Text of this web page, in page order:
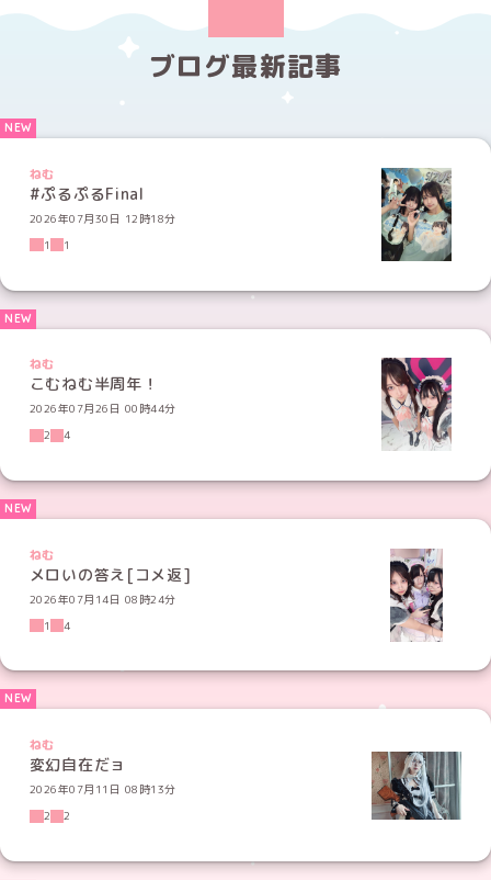
ブログ最新記事
ねむ
#ぷるぷるFinal
2026年07月30日 12時18分
1
1
ねむ
こむねむ半周年！
2026年07月26日 00時44分
2
4
ねむ
メロいの答え[コメ返]
2026年07月14日 08時24分
1
4
ねむ
変幻自在だョ
2026年07月11日 08時13分
2
2